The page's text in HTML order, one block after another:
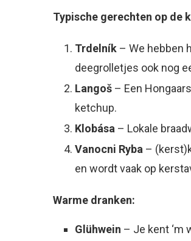
Typische gerechten op de
Trdelník – We hebben
deegrolletjes ook nog
Langoš – Een
ketchup.
Klobása – Lokale
Vanocni Ryba –
en wordt vaak op
Warme dranken:
Glühwein – Je kent ‘m